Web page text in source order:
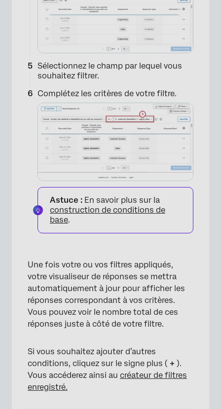
×
Sélectionnez le champ par lequel vous
souhaitez filtrer.
Complétez les critères de votre filtre.
Astuce : En savoir plus sur la
construction de conditions de
base.
Une fois votre ou vos filtres appliqués,
votre visualiseur de réponses se mettra
automatiquement à jour pour afficher les
réponses correspondant à vos critères.
Vous pouvez voir le nombre total de ces
réponses juste à côté de votre filtre.
Si vous souhaitez ajouter d’autres
conditions, cliquez sur le signe plus ( + ).
Vous accéderez ainsi au créateur de filtres
enregistré.